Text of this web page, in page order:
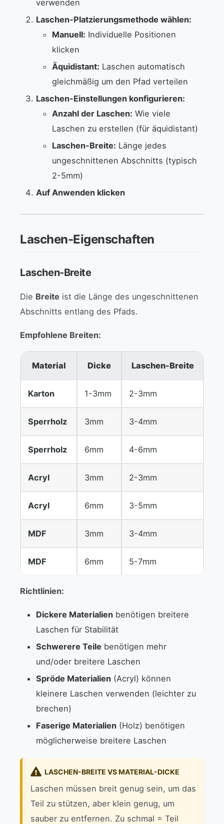
verwenden
Laschen-Platzierungsmethode wählen:
Manuell: Individuelle Positionen
klicken
Äquidistant: Laschen automatisch
gleichmäßig um den Pfad verteilen
Laschen-Einstellungen konfigurieren:
Anzahl der Laschen: Wie viele
Laschen zu erstellen (für äquidistant)
Laschen-Breite: Länge jedes
ungeschnittenen Abschnitts (typisch
2-5mm)
Auf Anwenden klicken
Laschen-Eigenschaften
Laschen-Breite
Die Breite ist die Länge des ungeschnittenen
Abschnitts entlang des Pfads.
Empfohlene Breiten:
Material Dicke Laschen-Breite
Karton 1-3mm 2-3mm
Sperrholz 3mm 3-4mm
Sperrholz 6mm 4-6mm
Acryl 3mm 2-3mm
Acryl 6mm 3-5mm
MDF 3mm 3-4mm
MDF 6mm 5-7mm
Richtlinien:
Dickere Materialien benötigen breitere
Laschen für Stabilität
Schwerere Teile benötigen mehr
und/oder breitere Laschen
Spröde Materialien (Acryl) können
kleinere Laschen verwenden (leichter zu
brechen)
Faserige Materialien (Holz) benötigen
möglicherweise breitere Laschen
LASCHEN-BREITE VS MATERIAL-DICKE
Laschen müssen breit genug sein, um das
Teil zu stützen, aber klein genug, um
sauber zu entfernen. Zu schmal = Teil